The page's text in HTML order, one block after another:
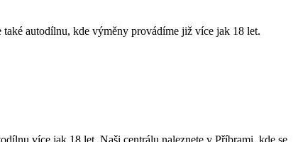
autodílnu, kde výměny provádíme již více jak 18 let.
více jak 18 let. Naši centrálu naleznete v Příbrami, kde se